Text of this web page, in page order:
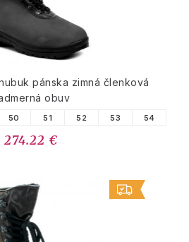
pánska zimná členková
obuv
50 51 52 53 54
274.22 €